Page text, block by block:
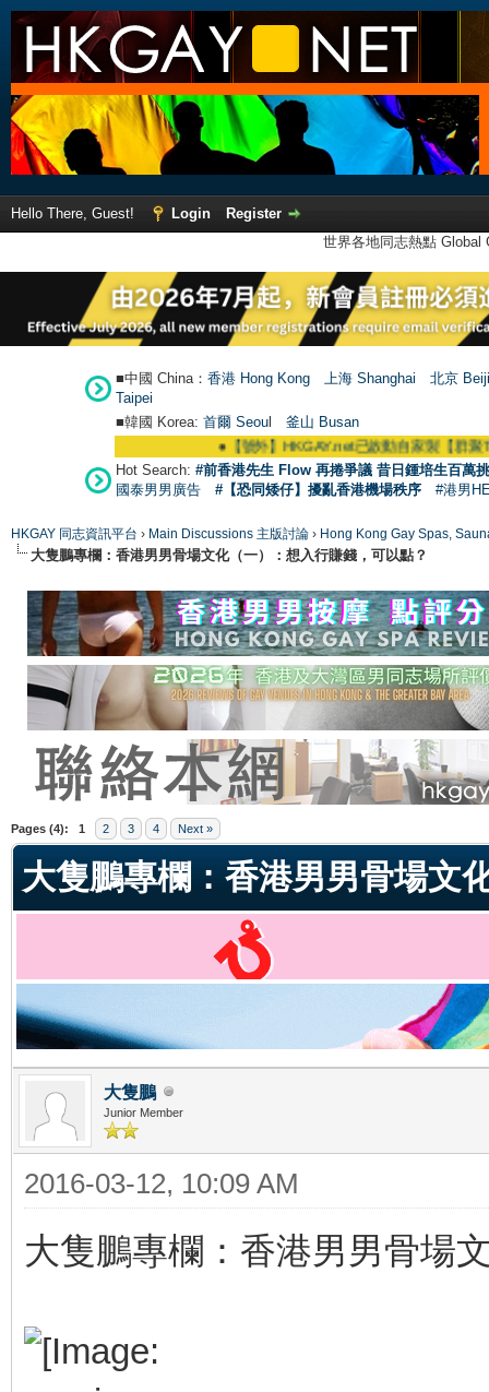
Hello There, Guest! Login
Register
世界各地同志熱點
■中國 China： 香港 Hong Kong 上海 Shanghai
北京
Taipei
■韓國 Korea: 首爾 Seoul 釜山 Busan
【號外】HKGAY.net已啟動自家製【群聚Telegram
Hot Search: #前香港先生 Flow 再捲爭議 昔日鍾培生百萬
國泰男男廣告
#【恐同矮仔】擾亂香港機場秩序 #港男
HKGAY 同志資訊平台 › Main Discussions 主版討論 › Hong Kong Gay Spas,
大隻鵬專欄：香港男男骨場文化（一）：想入行賺錢，可以點？
Pages (4): 1 2 3 4 Next »
大隻鵬專欄：香港男男骨場文
大隻鵬
Junior Member
2016-03-12, 10:09 AM
大隻鵬專欄：香港男男骨場